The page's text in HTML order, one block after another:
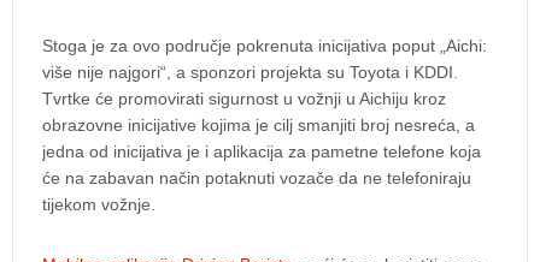
Stoga je za ovo područje pokrenuta inicijativa poput „Aichi:
više nije najgori“, a sponzori projekta su Toyota i KDDI.
Tvrtke će promovirati sigurnost u vožnji u Aichiju kroz
obrazovne inicijative kojima je cilj smanjiti broj nesreća, a
jedna od inicijativa je i aplikacija za pametne telefone koja
će na zabavan način potaknuti vozače da ne telefoniraju
tijekom vožnje.